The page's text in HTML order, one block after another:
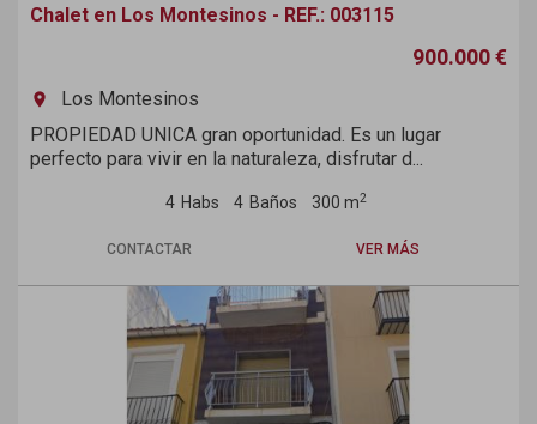
Chalet en Los Montesinos - REF.: 003115
900.000 €
room
Los Montesinos
PROPIEDAD UNICA gran oportunidad. Es un lugar
perfecto para vivir en la naturaleza, disfrutar d...
4 Habs 4 Baños 300 m2
CONTACTAR VER MÁS
Previous